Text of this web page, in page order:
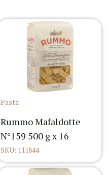
Pasta
Rummo Mafaldotte
N°159 500 g x 16
SKU: 111844